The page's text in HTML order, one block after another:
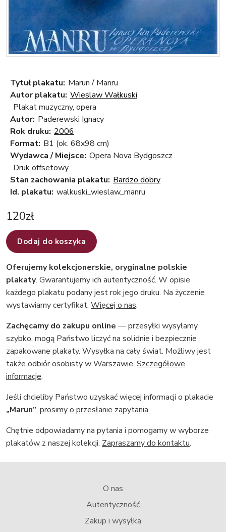
Tytuł plakatu: Marun / Manru
Autor plakatu: Wieslaw Wałkuski
Plakat muzyczny, opera
Autor: Paderewski Ignacy
Rok druku: 2006
Format: B1 (ok. 68x98 cm)
Wydawca / Miejsce: Opera Nova Bydgoszcz
Druk offsetowy
Stan zachowania plakatu: Bardzo dobry
Id. plakatu: walkuski_wieslaw_manru
120zł
Dodaj do koszyka
Oferujemy kolekcjonerskie, oryginalne polskie
plakaty. Gwarantujemy ich autentyczność. W opisie
każdego plakatu podany jest rok jego druku. Na życzenie
wystawiamy certyfikat. Więcej o nas.
Zachęcamy do zakupu online — przesyłki wysyłamy
szybko, mogą Państwo liczyć na solidnie i bezpiecznie
zapakowane plakaty. Wysyłka na cały świat. Możliwy jest
także odbiór osobisty w Warszawie. Szczegółowe
informacje.
Jeśli chcieliby Państwo uzyskać więcej informacji o plakacie
„Marun”, prosimy o przesłanie zapytania.
Chętnie odpowiadamy na pytania i pomogamy w wyborze
plakatów z naszej kolekcji. Zapraszamy do kontaktu.
O nas
Autentyczność
Zakup i wysyłka